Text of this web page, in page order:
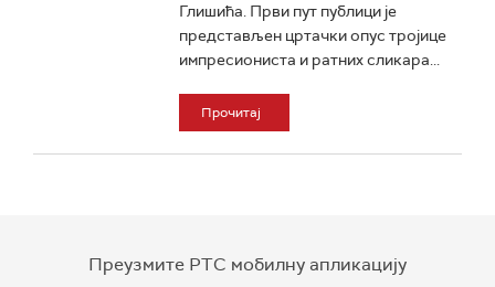
Глишића. Први пут публици је
представљен цртачки опус тројице
импресиониста и ратних сликара...
Прочитај
Преузмите РТС мобилну апликацију